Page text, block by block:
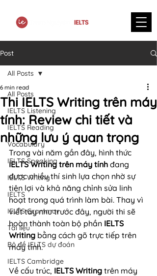
Post
All Posts
IELTS Listening
IELTS Reading
Vocabulary
IELTS Speaking
IELTS Writing
IELTS
IELTS Grammar
Tài liệu
Bộ đề IELTS dự đoán
IELTS Cambridge
All Posts
Thi IELTS Writing trên máy
tính: Review chi tiết và
những lưu ý quan trọng
6 min read
Trong vài năm gần đây, hình thức
IELTS Writing trên máy tính đang
được nhiều thí sinh lựa chọn nhờ sự
tiện lợi và khả năng chỉnh sửa linh
hoạt trong quá trình làm bài. Thay vì
viết tay như trước đây, người thi sẽ
hoàn thành toàn bộ phần IELTS
Writing bằng cách gõ trực tiếp trên
máy tính.
Về cấu trúc, IELTS Writing trên máy